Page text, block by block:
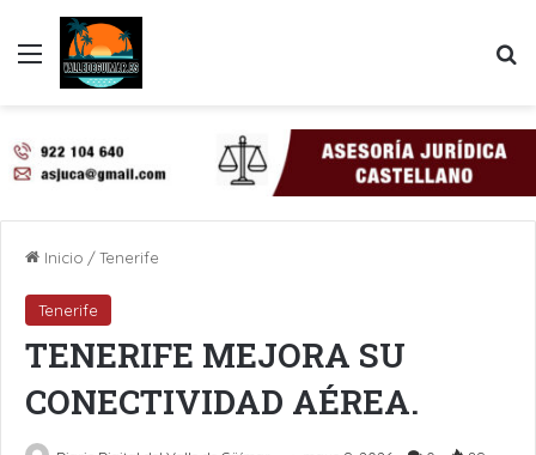
Menú
Inicio /Tenerife
Tenerife
TENERIFE MEJORA SU
CONECTIVIDAD AÉREA.